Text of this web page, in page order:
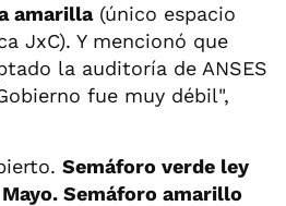
amarilla(único espacio
JxC). Y mencionó que
la auditoría de ANSES
fue muy débil",
Semáforo verde ley
Semáforo amarillo